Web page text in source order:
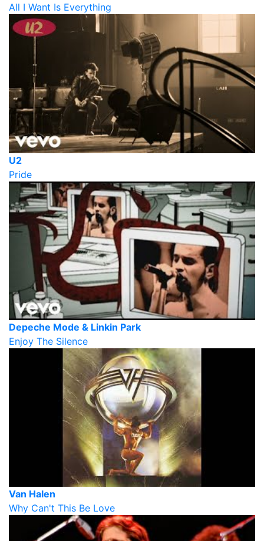
All I Want Is Everything
U2
Pride
Depeche Mode & Linkin Park
Enjoy The Silence
Van Halen
Why Can't This Be Love